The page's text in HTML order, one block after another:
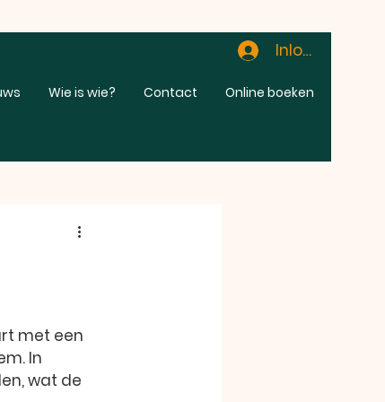
Inloggen
Wie is wie? Contact Online boeken
met een
. In
wat de